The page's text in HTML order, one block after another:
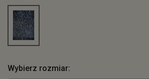
Wybierz rozmiar: